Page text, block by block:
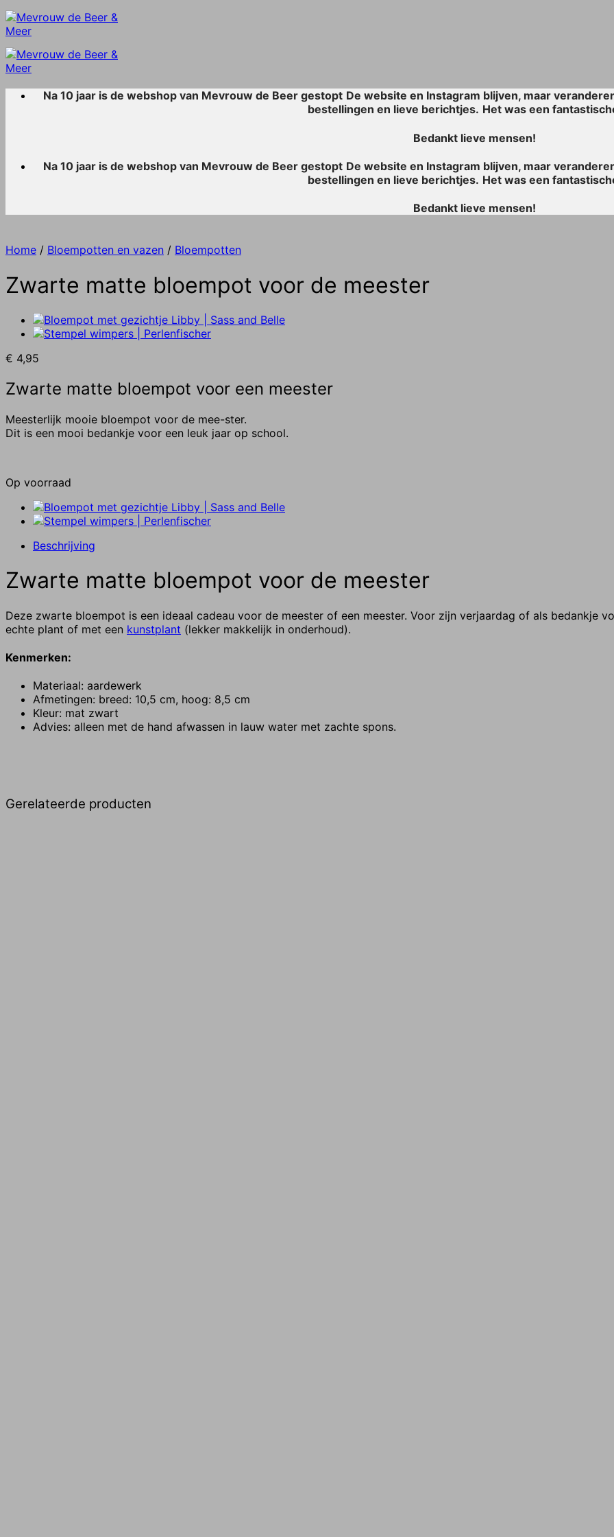
Skip
to
content
Na 10 jaar is de webshop van Mevrouw de Beer gestopt De website en Instagram blijven, maar
bestellingen en lieve berichtjes. Het was een
Bedankt lieve mensen!
Na 10 jaar is de webshop van Mevrouw de Beer gestopt De website en Instagram blijven, maar
bestellingen en lieve berichtjes. Het was een
Bedankt lieve mensen!
Home / Bloempotten en vazen / Bloempotten
Zwarte matte bloempot voor de meester
€ 4,95
Zwarte matte bloempot voor een meester
Meesterlijk mooie bloempot voor de mee-ster.
Dit is een mooi bedankje voor een leuk jaar op school.
Op voorraad
Beschrijving
Zwarte matte bloempot voor de meester
Deze zwarte bloempot is een ideaal cadeau voor de meester of een meester. Voor zijn verjaardag of als bedankje
echte plant of met een kunstplant (lekker makkelijk in onderhoud).
Kenmerken:
Materiaal: aardewerk
Afmetingen: breed: 10,5 cm, hoog: 8,5 cm
Kleur: mat zwart
Advies: alleen met de hand afwassen in lauw water met zachte spons.
Gerelateerde producten